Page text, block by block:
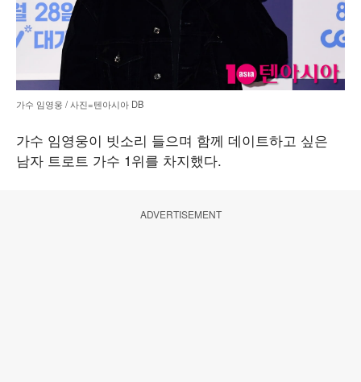
가수 임영웅 / 사진=텐아시아 DB
가수 임영웅이 빗소리 들으며 함께 데이트하고 싶은
남자 트로트 가수 1위를 차지했다.
ADVERTISEMENT